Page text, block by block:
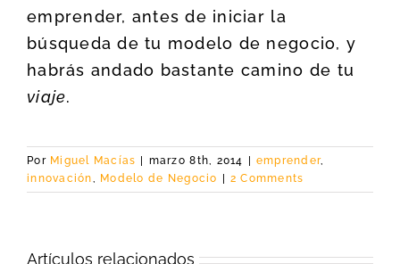
emprender, antes de iniciar la
búsqueda de tu modelo de negocio, y
habrás andado bastante camino de tu
viaje.
Por Miguel Macías | marzo 8th, 2014 | emprender,
innovación
Modelo de Negocio | 2 Comments
Artículos relacionados